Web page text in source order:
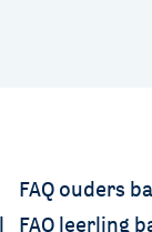
FAQ ouders
FAQ leerling